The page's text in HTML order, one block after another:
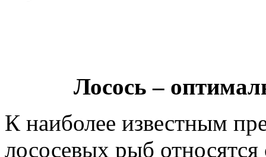
Лосось –
К наиболее известным
лососевых рыб